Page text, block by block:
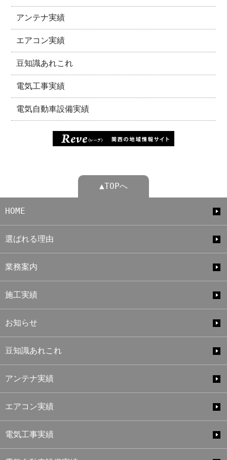
アンテナ実績
エアコン実績
豆知識あれこれ
電気工事実績
電気自動車設備実績
▲TOPへ
HOME
選ばれる理由
業務案内
施工実績
お知らせ
豆知識あれこれ
アンテナ実績
エアコン実績
電気工事実績